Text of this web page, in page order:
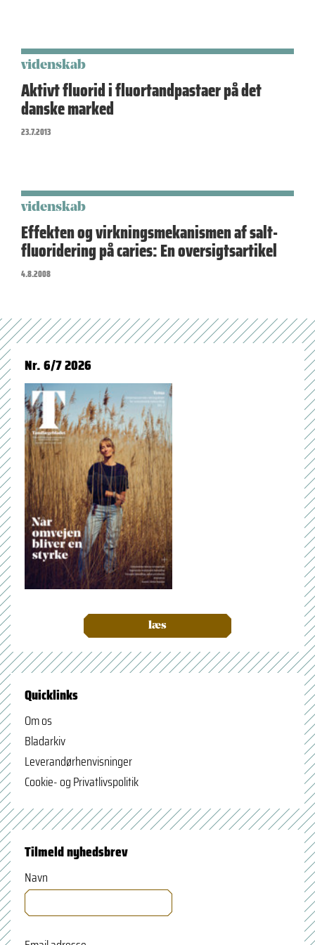
videnskab
Aktivt fluorid i fluortandpastaer på det
danske marked
23.7.2013
videnskab
Effekten og virkningsmekanismen af salt-
fluoridering på caries: En oversigtsartikel
4.8.2008
Nr. 6/7 2026
læs
Quicklinks
Om os
Bladarkiv
Leverandørhenvisninger
Cookie- og Privatlivspolitik
Tilmeld nyhedsbrev
Navn